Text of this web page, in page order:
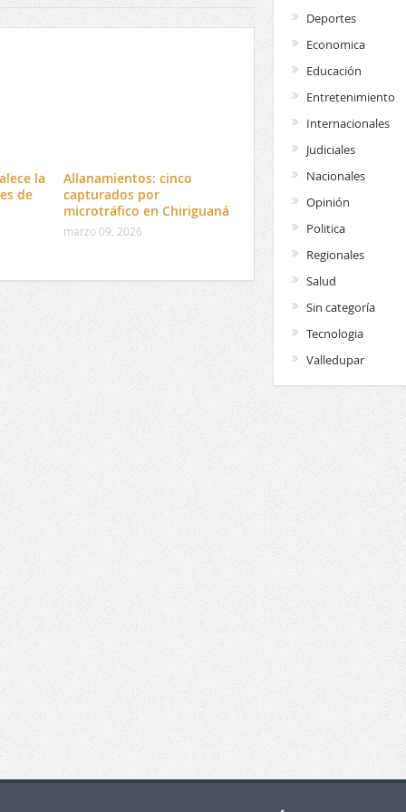
la
de
Allanamientos: cinco
capturados por
microtráfico en Chiriguaná
marzo 09, 2026
Deportes
Economica
Educación
Entretenimiento
Internacionales
Judiciales
Nacionales
Opinión
Politica
Regionales
Salud
Sin categoría
Tecnologia
Valledupar